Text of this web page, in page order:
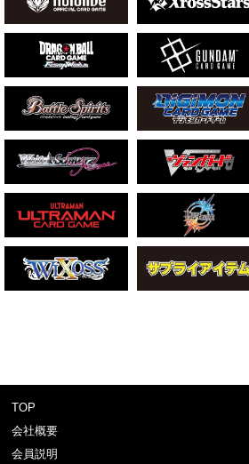
TOP
会社概要
会員説明